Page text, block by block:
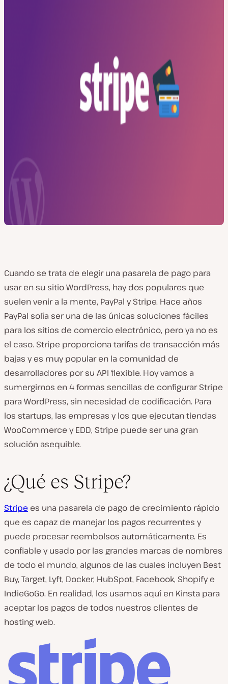
Cuando se trata de elegir una pasarela de pago para
usar en su sitio WordPress, hay dos populares que
suelen venir a la mente, PayPal y Stripe. Hace años
PayPal solía ser una de las únicas soluciones fáciles
para los sitios de comercio electrónico, pero ya no es
el caso. Stripe proporciona tarifas de transacción más
bajas y es muy popular en la comunidad de
desarrolladores por su API flexible. Hoy vamos a
sumergirnos en 4 formas sencillas de configurar Stripe
para WordPress, sin necesidad de codificación. Para
los startups, las empresas y los que ejecutan tiendas
WooCommerce y EDD, Stripe puede ser una gran
solución asequible.
¿Qué es Stripe?
Stripe es una pasarela de pago de crecimiento rápido
que es capaz de manejar los pagos recurrentes y
puede procesar reembolsos automáticamente. Es
confiable y usado por las grandes marcas de nombres
de todo el mundo, algunos de las cuales incluyen Best
Buy, Target, Lyft, Docker, HubSpot, Facebook, Shopify e
IndieGoGo. En realidad, los usamos aquí en Kinsta para
aceptar los pagos de todos nuestros clientes de
hosting web.